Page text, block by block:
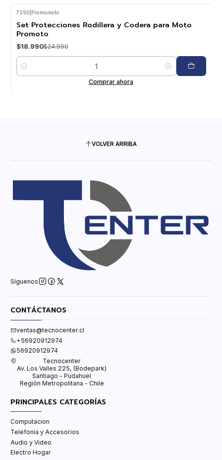
7290 Promomoto
Set Protecciones Rodillera y Codera para Moto
Promoto
$18.990$24.990
Cantidad
Comprar ahora
VOLVER ARRIBA
Síguenos
CONTÁCTANOS
ventas@tecnocenter.cl
+56920912974
56920912974
Tecnocenter
Av. Los Valles 225, (Bodepark)
Santiago - Pudahuel
Región Metropolitana - Chile
PRINCIPALES CATEGORÍAS
Computacion
Telefonia y Accesorios
Audio y Video
Electro Hogar